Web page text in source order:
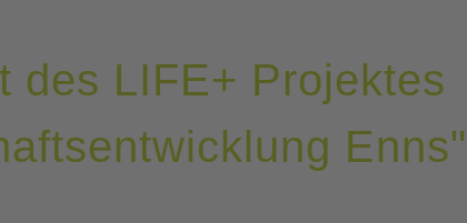
des LIFE+ Projektes
Enns"